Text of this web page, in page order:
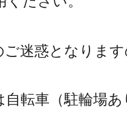
迷惑となりま
自転車（駐輪場